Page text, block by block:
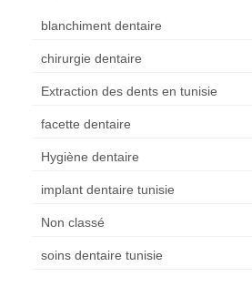
blanchiment dentaire
chirurgie dentaire
Extraction des dents en tunisie
facette dentaire
Hygiène dentaire
implant dentaire tunisie
Non classé
soins dentaire tunisie